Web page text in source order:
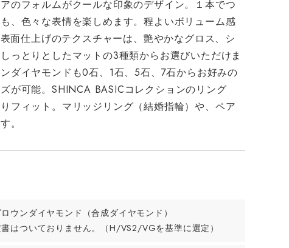
のフォルムがクールな印象のデザイン。１本でつ
、色々な表情を楽しめます。程よいボリューム感
面仕上げのテクスチャーは、艶やかなグロス、シ
っとりとしたマットの3種類からお選びいただけま
ダイヤモンドも0石、1石、5石、7石からお好みの
が可能。SHINCA BASICコレクションのリング
フィット。マリッジリング（結婚指輪）や、ペア
。
ウンダイヤモンド（合成ダイヤモンド）
はついておりません。（H/VS2/VGを基準に選定）